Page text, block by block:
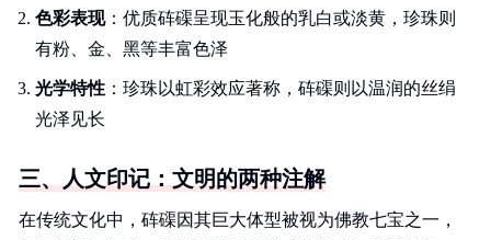
色彩表现：优质砗磲呈现玉化般的乳白或淡黄，珍珠则
有粉、金、黑等丰富色泽
光学特性 ：珍珠以虹彩效应著称，砗磲则以温润的丝绢
光泽见长
三、人文印记：文明的两种注解
在传统文化中，砗磲因其巨大体型被视为佛教七宝之一，